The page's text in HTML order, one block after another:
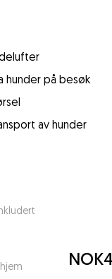
hunder på besøk
av hunder